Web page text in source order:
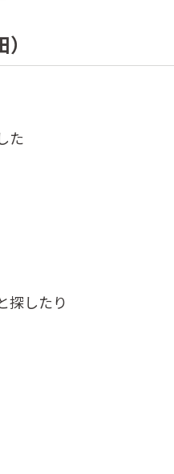
た
探したり